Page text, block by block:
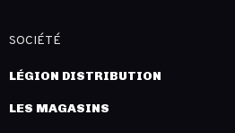
SOCIÉTÉ
LÉGION DISTRIBUTION
LES MAGASINS